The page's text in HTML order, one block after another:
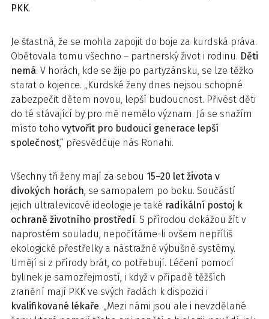
PKK.
Je šťastná, že se mohla zapojit do boje za kurdská práva.
Obětovala tomu všechno – partnerský život i rodinu. Děti
nemá. V horách, kde se žije po partyzánsku, se lze těžko
starat o kojence. „Kurdské ženy dnes nejsou schopné
zabezpečit dětem novou, lepší budoucnost. Přivést děti
do té stávající by pro mě nemělo význam. Já se snažím
místo toho vytvořit pro budoucí generace lepší
společnost,“ přesvědčuje nás Ronahi.
Všechny tři ženy mají za sebou 15–20 let života v
divokých horách, se samopalem po boku. Součástí
jejich ultralevicové ideologie je také radikální postoj k
ochraně životního prostředí. S přírodou dokážou žít v
naprostém souladu, nepočítáme-li ovšem nepříliš
ekologické přestřelky a nástražné výbušné systémy.
Umějí si z přírody brát, co potřebují. Léčení pomocí
bylinek je samozřejmostí, i když v případě těžších
zranění mají PKK ve svých řadách k dispozici i
kvalifikované lékaře. „Mezi námi jsou ale i nevzdělané